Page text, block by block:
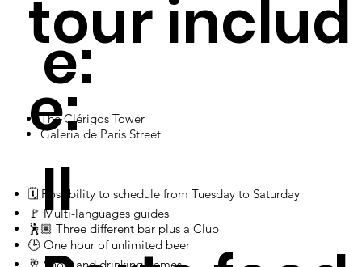
tour includ
e:
🗓 Possibility to schedule from Tuesday to Saturday
​​​​​​​​​​​​​​​​​​​​​​​​🚩 Multi-languages guides
​​​​​​​​​​​​​​​​​​​​​​🕺🏽 Three different bar plus a Club
​​​​​​​​​​​​​​​​​​​​​​🕒 One hour of unlimited beer
e:
The Clérigos Tower
Galeria de Paris Street
Il